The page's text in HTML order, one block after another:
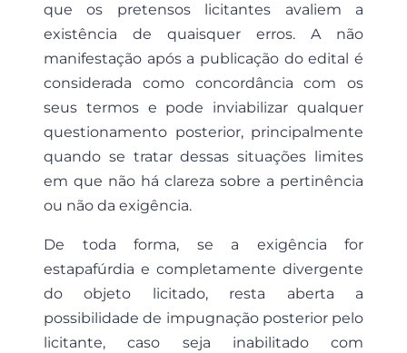
que os pretensos licitantes avaliem a
existência de quaisquer erros. A não
manifestação após a publicação do edital é
considerada como concordância com os
seus termos e pode inviabilizar qualquer
questionamento posterior, principalmente
quando se tratar dessas situações limites
em que não há clareza sobre a pertinência
ou não da exigência.
De toda forma, se a exigência for
estapafúrdia e completamente divergente
do objeto licitado, resta aberta a
possibilidade de impugnação posterior pelo
licitante, caso seja inabilitado com